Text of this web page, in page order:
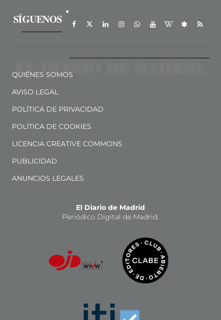
SÍGUENOS
QUIÉNES SOMOS
AVISO LEGAL
POLÍTICA DE PRIVACIDAD
POLÍTICA DE COOKIES
LICENCIA CREATIVE COMMONS
PUBLICIDAD
ANUNCIOS LEGALES
El Diario de Madrid
Periódico Digital de Madrid.